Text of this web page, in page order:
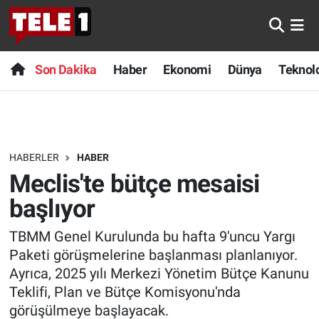
Son Dakika Haber Ekonomi Dünya
HABERLER HABER
Meclis'te bütçe mesaisi
başlıyor
TBMM Genel Kurulunda bu hafta 9'uncu Yargı
Paketi görüşmelerine başlanması planlanıyor.
Ayrıca, 2025 yılı Merkezi Yönetim Bütçe Kanunu
Teklifi, Plan ve Bütçe Komisyonu'nda
görüşülmeye başlayacak.
Anında Manşet
Başka Sohbetler
Bilim turu
Bilim ve Teknoloji Evreni
Doğa Konuşuyor
Dünya
Ege Saati
Son Dakika
Haber
Dünya
Teknoloji
Sağlık
Spor
Yayın Akışı
Nöbetçi Eczaneler
Hava Durumu
Trafik Durumu
Süper Lig Puan Durumu ve Fikstür
Tüm Manşetler
Son Dakika Haberleri
Haber Arşivi